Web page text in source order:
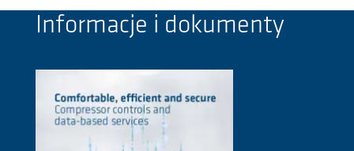
Informacje i dokumenty